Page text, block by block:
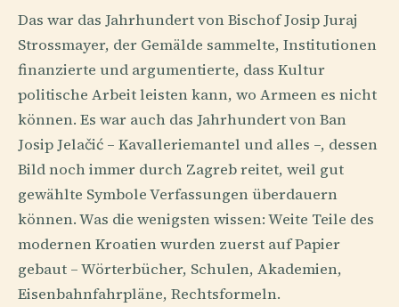
Das war das Jahrhundert von Bischof Josip Juraj
Strossmayer, der Gemälde sammelte, Institutionen
finanzierte und argumentierte, dass Kultur
politische Arbeit leisten kann, wo Armeen es nicht
können. Es war auch das Jahrhundert von Ban
Josip Jelačić – Kavalleriemantel und alles –, dessen
Bild noch immer durch Zagreb reitet, weil gut
gewählte Symbole Verfassungen überdauern
können. Was die wenigsten wissen: Weite Teile des
modernen Kroatien wurden zuerst auf Papier
gebaut – Wörterbücher, Schulen, Akademien,
Eisenbahnfahrpläne, Rechtsformeln.